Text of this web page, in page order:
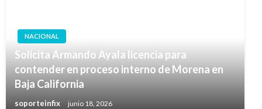
NACIONAL
Solicita Armando Ayala licencia para
contender en proceso interno de Morena en
Baja California
soporteinfix junio 18, 2026